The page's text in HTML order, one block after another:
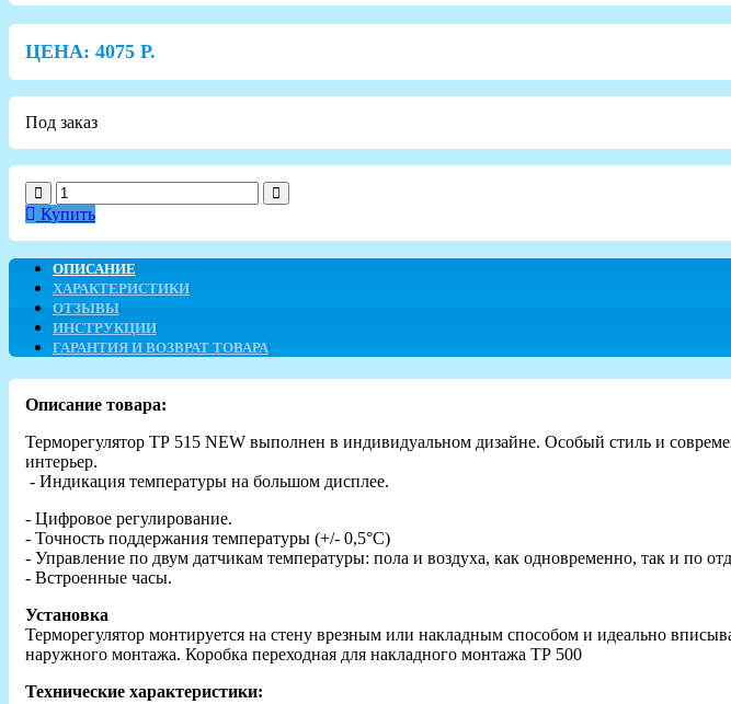
ЦЕНА: 4075 Р.
Под заказ
Купить
ОПИСАНИЕ
ХАРАКТЕРИСТИКИ
ОТЗЫВЫ
ИНСТРУКЦИИ
ГАРАНТИЯ И ВОЗВРАТ ТОВАРА
Описание товара:
Терморегулятор ТР 515 NEW выполнен в индивидуальном дизайне. Особый стиль и
интерьер.
- Индикация температуры на большом дисплее.
- Цифровое регулирование.
- Точность поддержания температуры (+/- 0,5°С)
- Управление по двум датчикам температуры: пола и воздуха, как одновременно, так и по
- Встроенные часы.
Установка
Терморегулятор монтируется на стену врезным или накладным способом и идеально
наружного монтажа. Коробка переходная для накладного монтажа ТР 500
Технические характеристики: